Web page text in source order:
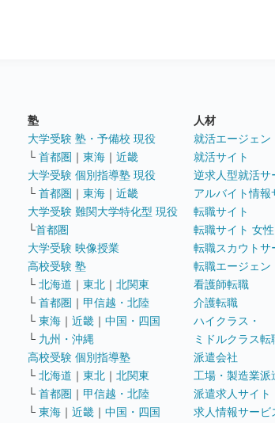
塾
大学受験 塾・予備校 現役
└ 首都圏 ｜ 東海 ｜ 近畿
大学受験 個別指導塾 現役
└ 首都圏 ｜ 東海 ｜ 近畿
大学受験 難関大学特化型 現役
└首都圏
大学受験 映像授業
高校受験 塾
└ 北海道 ｜ 東北 ｜ 北関東
└ 首都圏 ｜ 甲信越・北陸
└ 東海 ｜ 近畿 ｜ 中国・四国
└ 九州・沖縄
高校受験 個別指導塾
└ 北海道 ｜ 東北 ｜ 北関東
└ 首都圏 ｜ 甲信越・北陸
└ 東海 ｜ 近畿 ｜ 中国・四国
人材
就活エージェン
就活サイト
逆求人型就活サ
アルバイト情報
転職サイト
転職サイト 女性
転職スカウトサ
転職エージェン
看護師転職
介護転職
ハイクラス・
ミドルクラス転
派遣会社
工場・製造業派
派遣求人サイト
求人情報サービ